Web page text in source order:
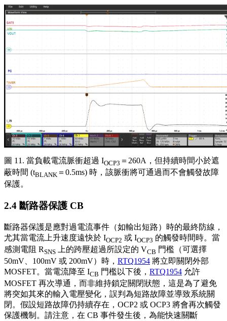
圖 11. 當負載電流脈衝超過 IOCP3 ＝260A，但持續時間小於遮
蔽時間 (tBLANK ＝0.5ms) 時，該脈衝將可通過而不會觸發故障
保護。
2.4 斷路器保護 CB
斷路器保護是應對過電流事件（如輸出短路）時的最終防線，
尤其當電流上升速度遠快於 IOCP2 或 IOCP3 的觸發時間時。當
感測電阻 RSNS 上的跨壓超過所設定的 VCB 門檻（可選擇
50mV、100mV 或 200mV）時， RTQ1954 將立即關閉外部
MOSFET。當電流降至 ICB 門檻以下後， RTQ1954 允許
MOSFET 再次導通，而非維持鎖定關閉狀態，這是為了避免
將突如其來的輸入電壓變化，誤判為短路故障並導致系統關
閉。假設短路故障仍持續存在，OCP2 或 OCP3 將會再次觸發
保護機制。請注意，在 CB 事件發生後，為能快速關斷